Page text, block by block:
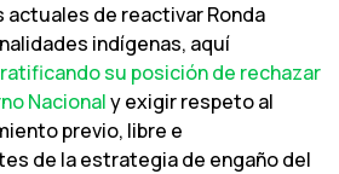
actuales de reactivar Ronda
indígenas, aquí
ratificando su posición de rechazar
Nacionaly exigir respeto al
previo, libre e
de la estrategia de engaño del